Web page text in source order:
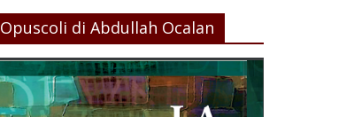
Opuscoli di Abdullah Ocalan